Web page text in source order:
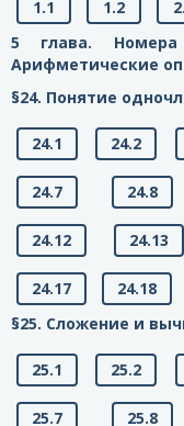
1.1 1.2
5 глава.
Арифметические
§24. Понятие
24.1 24.2
24.7 24.8
24.12 24.13
24.17 24.18
§25. Сложение и
25.1 25.2
25.7 25.8